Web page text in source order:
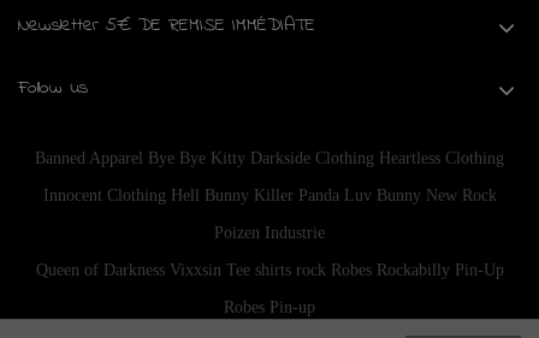
Newsletter 5€ DE REMISE IMMÉDIATE
Follow us
Banned Apparel Bye Bye Kitty Darkside Clothing Heartless Clothing
Innocent Clothing Hell Bunny Killer Panda Luv Bunny New Rock
Poizen Industrie
Queen of Darkness Vixxsin Tee shirts rock Robes Rockabilly Pin-Up
Robes Pin-up